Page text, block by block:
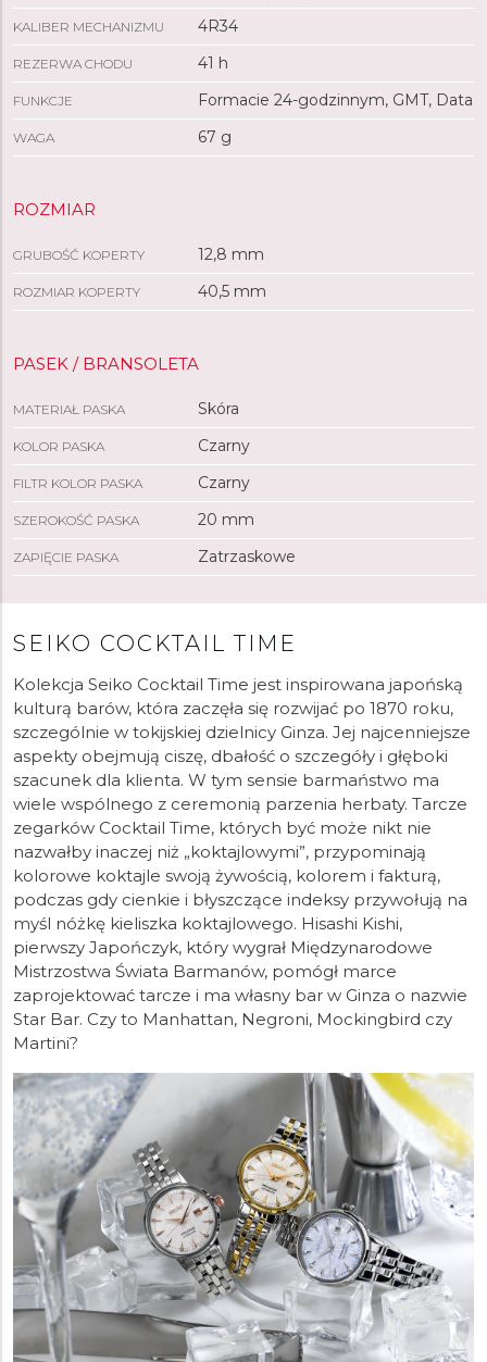
KALIBER MECHANIZMU 4R34
REZERWA CHODU 41 h
FUNKCJE Formacie 24-godzinnym, GMT, Data
WAGA 67 g
ROZMIAR
GRUBOŚĆ KOPERTY 12,8 mm
ROZMIAR KOPERTY 40,5 mm
PASEK / BRANSOLETA
MATERIAŁ PASKA Skóra
KOLOR PASKA Czarny
FILTR KOLOR PASKA Czarny
SZEROKOŚĆ PASKA 20 mm
ZAPIĘCIE PASKA Zatrzaskowe
SEIKO COCKTAIL TIME
Kolekcja Seiko Cocktail Time jest inspirowana japońską
kulturą barów, która zaczęła się rozwijać po 1870 roku,
szczególnie w tokijskiej dzielnicy Ginza. Jej najcenniejsze
aspekty obejmują ciszę, dbałość o szczegóły i głęboki
szacunek dla klienta. W tym sensie barmaństwo ma
wiele wspólnego z ceremonią parzenia herbaty. Tarcze
zegarków Cocktail Time, których być może nikt nie
nazwałby inaczej niż „koktajlowymi”, przypominają
kolorowe koktajle swoją żywością, kolorem i fakturą,
podczas gdy cienkie i błyszczące indeksy przywołują na
myśl nóżkę kieliszka koktajlowego. Hisashi Kishi,
pierwszy Japończyk, który wygrał Międzynarodowe
Mistrzostwa Świata Barmanów, pomógł marce
zaprojektować tarcze i ma własny bar w Ginza o nazwie
Star Bar. Czy to Manhattan, Negroni, Mockingbird czy
Martini?